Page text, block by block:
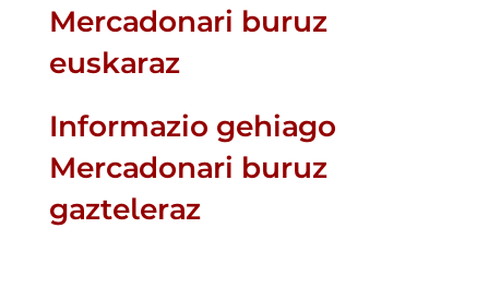
Mercadonari buruz
euskaraz
Informazio gehiago
Mercadonari buruz
gazteleraz